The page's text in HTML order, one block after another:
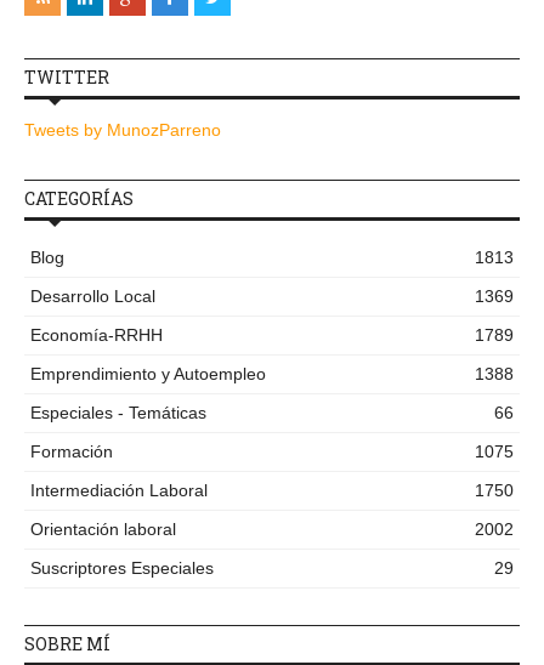
TWITTER
Tweets by MunozParreno
CATEGORÍAS
Blog
1813
Desarrollo Local
1369
Economía-RRHH
1789
Emprendimiento y Autoempleo
1388
Especiales - Temáticas
66
Formación
1075
Intermediación Laboral
1750
Orientación laboral
2002
Suscriptores Especiales
29
SOBRE MÍ